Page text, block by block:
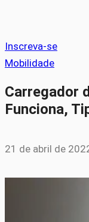
Inscreva-se
Mobilidade
Carregador
Funciona,
21 de abril de